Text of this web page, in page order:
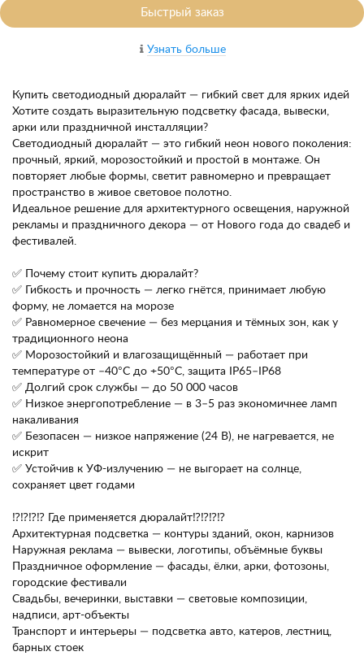
Быстрый заказ
Узнать больше
Купить светодиодный дюралайт — гибкий свет для ярких идей
Хотите создать выразительную подсветку фасада, вывески,
арки или праздничной инсталляции?
Светодиодный дюралайт — это гибкий неон нового поколения:
прочный, яркий, морозостойкий и простой в монтаже. Он
повторяет любые формы, светит равномерно и превращает
пространство в живое световое полотно.
Идеальное решение для архитектурного освещения, наружной
рекламы и праздничного декора — от Нового года до свадеб и
фестивалей.
✅ Почему стоит купить дюралайт?
✅ Гибкость и прочность — легко гнётся, принимает любую
форму, не ломается на морозе
✅ Равномерное свечение — без мерцания и тёмных зон, как у
традиционного неона
✅ Морозостойкий и влагозащищённый — работает при
температуре от –40°C до +50°C, защита IP65–IP68
✅ Долгий срок службы — до 50 000 часов
✅ Низкое энергопотребление — в 3–5 раз экономичнее ламп
накаливания
✅ Безопасен — низкое напряжение (24 В), не нагревается, не
искрит
✅ Устойчив к УФ-излучению — не выгорает на солнце,
сохраняет цвет годами
⁉️⁉️⁉️⁉️ Где применяется дюралайт⁉️⁉️⁉️⁉️
Архитектурная подсветка — контуры зданий, окон, карнизов
Наружная реклама — вывески, логотипы, объёмные буквы
Праздничное оформление — фасады, ёлки, арки, фотозоны,
городские фестивали
Свадьбы, вечеринки, выставки — световые композиции,
надписи, арт-объекты
Транспорт и интерьеры — подсветка авто, катеров, лестниц,
барных стоек